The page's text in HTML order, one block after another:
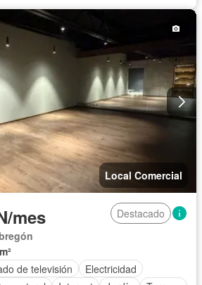
Local Comercial
mes
Destacado
de televisión
Electricidad